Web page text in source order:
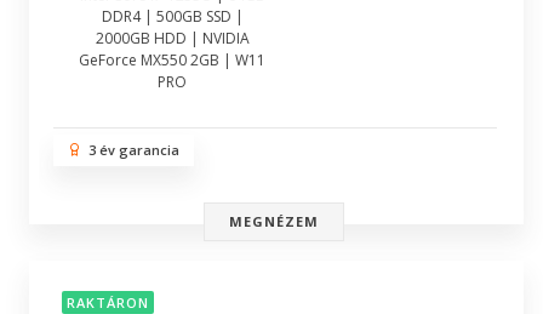
DDR4 | 500GB SSD |
2000GB HDD | NVIDIA
GeForce MX550 2GB | W11
PRO
3 év garancia
MEGNÉZEM
RAKTÁRON